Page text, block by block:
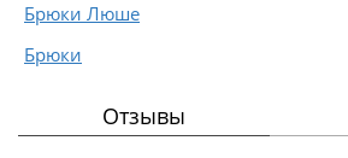
Брюки Люше
Брюки
Отзывы